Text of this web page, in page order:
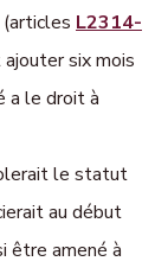
L2314-
six mois
a le droit à
le statut
au début
être amené à